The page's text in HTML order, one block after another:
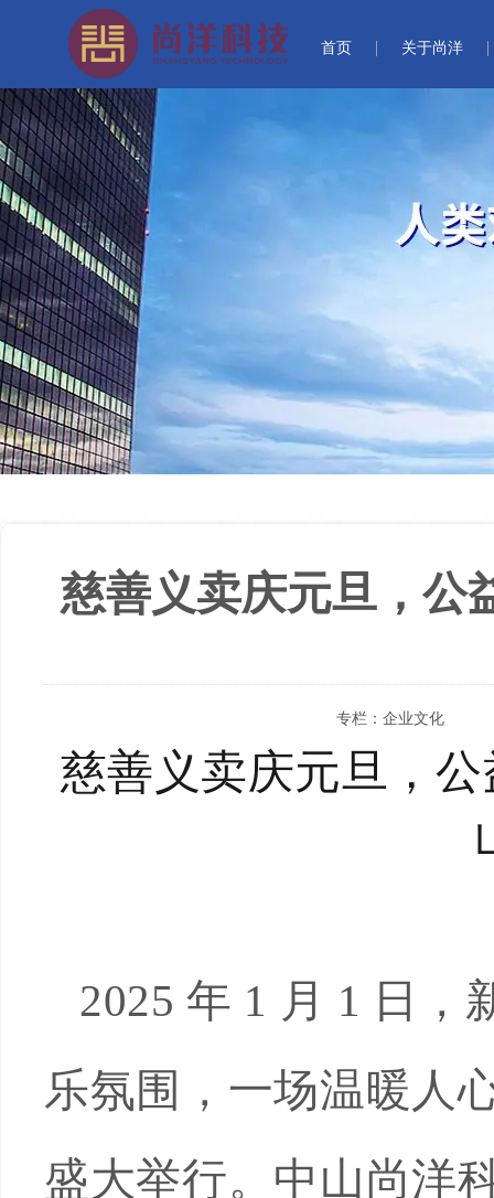
首页 关于尚洋
慈善义卖庆元旦，公
专栏： 企业文化
慈善义卖庆元旦，
2025 年 1 月 1 日，
乐氛围，一场温暖人
盛大举行。中山尚洋